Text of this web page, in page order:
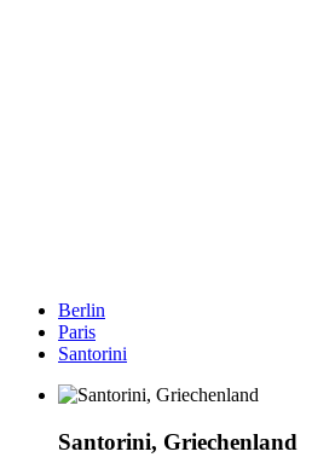
Berlin
Paris
Santorini
Santorini, Griechenland